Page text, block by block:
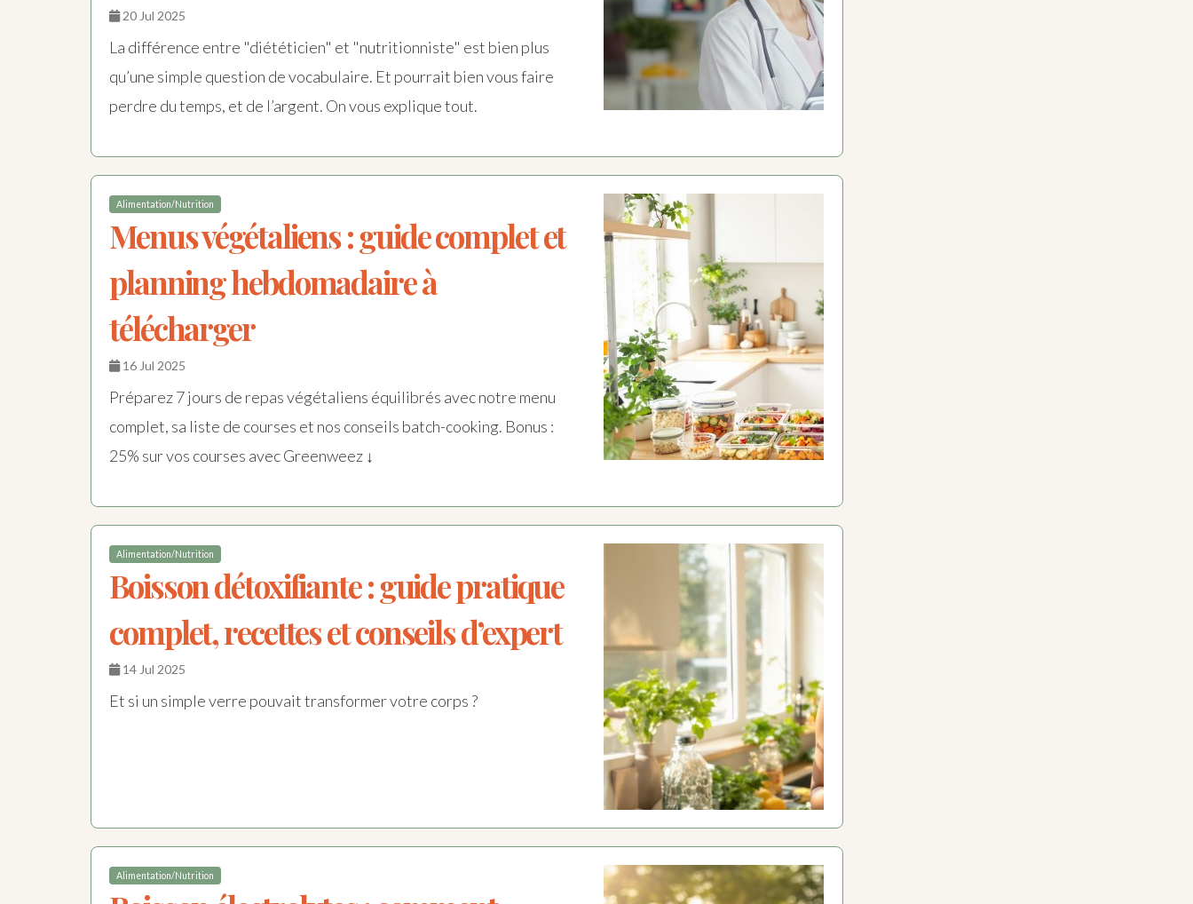
20 Jul 2025
La différence entre "diététicien" et "nutritionniste" est bien plus
qu’une simple question de vocabulaire. Et pourrait bien vous faire
perdre du temps, et de l’argent. On vous explique tout.
Alimentation/Nutrition
Menus végétaliens : guide complet et
planning hebdomadaire à
télécharger
16 Jul 2025
Préparez 7 jours de repas végétaliens équilibrés avec notre menu
complet, sa liste de courses et nos conseils batch-cooking. Bonus :
25% sur vos courses avec Greenweez ↓
Alimentation/Nutrition
Boisson détoxifiante : guide pratique
complet, recettes et conseils d’expert
14 Jul 2025
Et si un simple verre pouvait transformer votre corps ?
Alimentation/Nutrition